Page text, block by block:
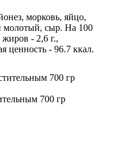
морковь, яйцо,
молотый, сыр. На 100
- 2,6 г.,
ценность - 96.7 ккал.
700 гр